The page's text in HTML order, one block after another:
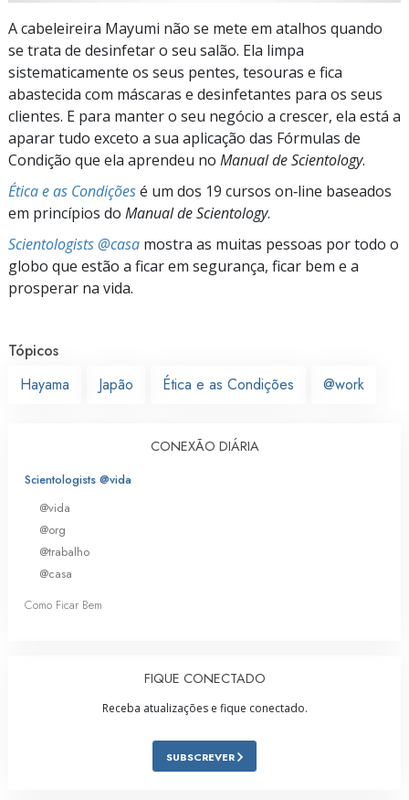
A cabeleireira Mayumi não se mete em atalhos quando
se trata de desinfetar o seu salão. Ela limpa
sistematicamente os seus pentes, tesouras e fica
abastecida com máscaras e desinfetantes para os seus
clientes. E para manter o seu negócio a crescer, ela está a
aparar tudo exceto a sua aplicação das Fórmulas de
Condição que ela aprendeu no Manual de Scientology.
Ética e as Condiçõesé um dos 19 cursos on‑line baseados
em princípios do Manual de Scientology.
Scientologists @casa mostra as muitas pessoas por todo o
globo que estão a ficar em segurança, ficar bem e a
prosperar na vida.
Tópicos
Hayama
Japão Ética e as Condições @work
CONEXÃO DIÁRIA
Scientologists @vida
@vida
@org
@trabalho
@casa
Como Ficar Bem
FIQUE CONECTADO
Receba atualizações e fique conectado.
SUBSCREVER